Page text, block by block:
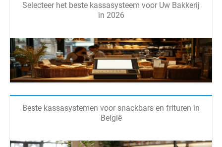
Selecteer het beste kassasysteem voor Uw Bakkerij
in 2026
Beste kassasystemen voor snackbars en frituren in
België